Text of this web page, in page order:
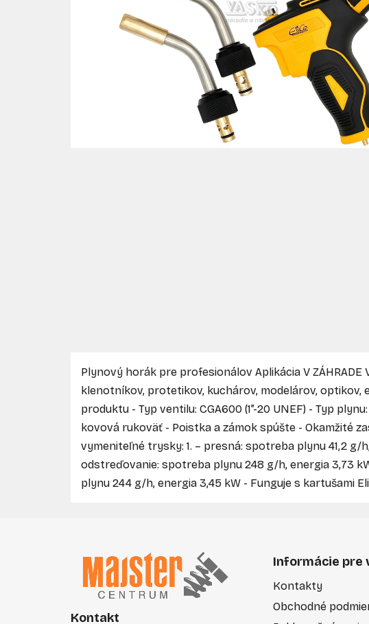
Plynový horák pre profesionálov Aplikácia V ZÁHRADE
klenotníkov, protetikov, kuchárov, modelárov,
produktu - Typ ventilu: CGA600 (1”-20 UNEF) - Typ
kovová rukoväť - Poistka a zámok spúšte - Okamžité
vymeniteľné trysky: 1. – presná: spotreba plynu 41,2 g/
odstreďovanie: spotreba plynu 248 g/h, energia 3,73
plynu 244 g/h, energia 3,45 kW - Funguje s kartušami
Kontakt
Informácie pre
Kontakty
Obchodné